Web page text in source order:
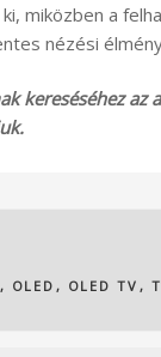
miközben a
nézési
kereséséhez az
, OLED , OLED TV ,